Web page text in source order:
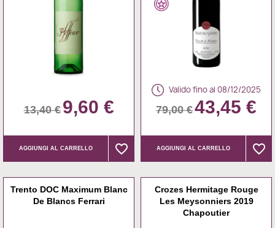
13,40 € 9,60 €
AGGIUNGI AL CARRELLO favorite_border
favorite_border
Valido fino al 08/12/2025
79,00 €43,45 €
AGGIUNGI AL CARRELLO favorite_border
favorite_border
Trento DOC Maximum Blanc
De Blancs Ferrari
Crozes Hermitage Rouge
Les Meysonniers 2019
Chapoutier